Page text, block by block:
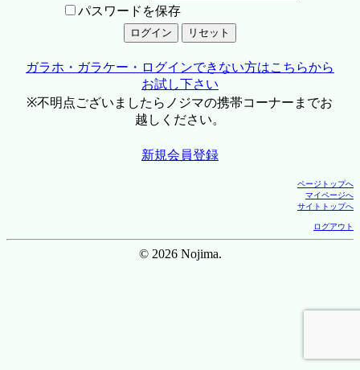
パスワードを保存
ガラホ・ガラケー・ログインできない方はこちらから
お試し下さい
※不明点ございましたらノジマの携帯コーナーまでお
越しください。
新規会員登録
ページトップへ
マイページへ
サイトトップへ
ログアウト
© 2026 Nojima.